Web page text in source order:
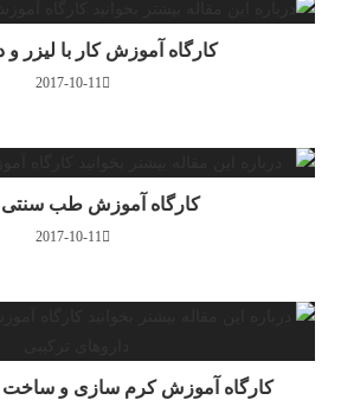
کارگاه آموزش کار با لیزر و
2017-10-11
کارگاه آموزش طب سنتی
2017-10-11
کارگاه آموزش کرم سازی و ساخت